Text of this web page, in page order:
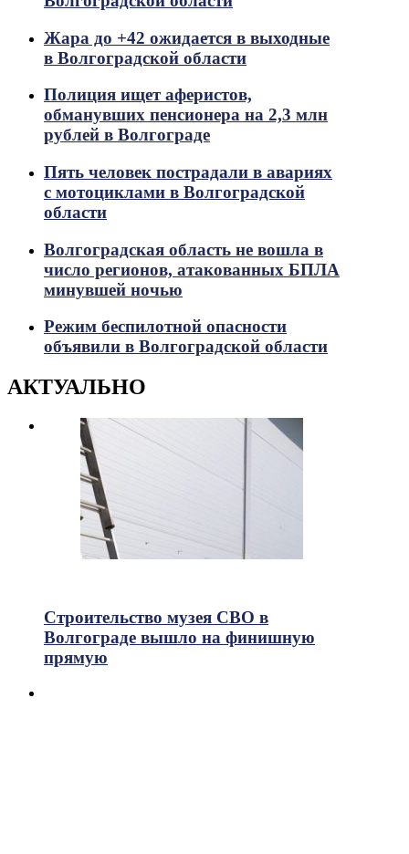
Жара до +42 ожидается в выходные
в Волгоградской области
Полиция ищет аферистов,
обманувших пенсионера на 2,3 млн
рублей в Волгограде
Пять человек пострадали в авариях
с мотоциклами в Волгоградской
области
Волгоградская область не вошла в
число регионов, атакованных БПЛА
минувшей ночью
Режим беспилотной опасности
объявили в Волгоградской области
АКТУАЛЬНО
Строительство музея СВО в
Волгограде вышло на финишную
прямую